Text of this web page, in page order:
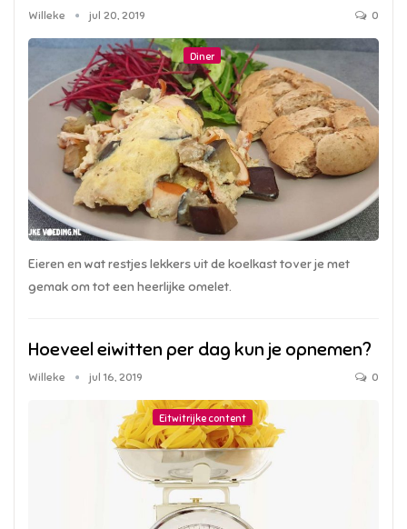
Willeke jul 20, 2019 0
Diner
Eieren en wat restjes lekkers uit de koelkast tover je met
gemak om tot een heerlijke omelet.
Hoeveel eiwitten per dag kun je opnemen?
Willeke jul 16, 2019 0
Eitwitrijke content